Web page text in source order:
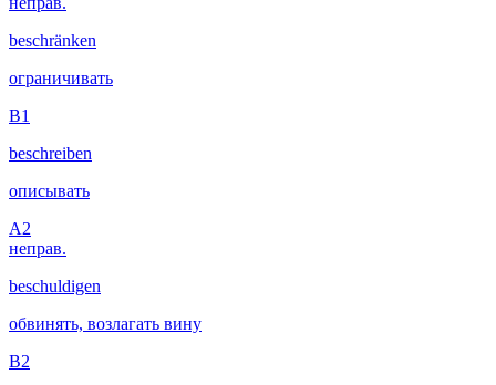
beschränken
ограничивать
B1
beschreiben
описывать
A2
неправ.
beschuldigen
обвинять, возлагать вину
B2